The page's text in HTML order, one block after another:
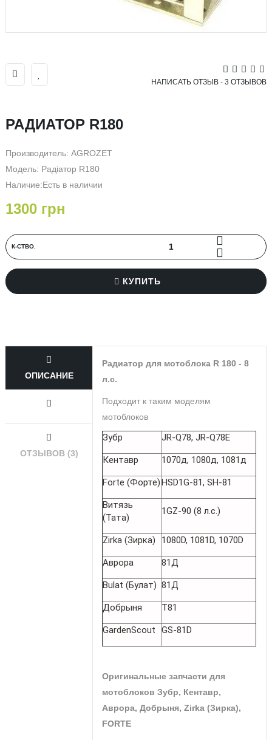
НАПИСАТЬ ОТЗЫВ - 3 ОТЗЫВОВ
РАДИАТОР R180
Производитель: AGROZET
Модель: Радіатор R180
Наличие:Есть в наличии
1300 грн
К-СТВО.
КУПИТЬ
ОПИСАНИЕ
ОТЗЫВОВ (3)
Радиатор для мотоблока R 180 - 8
л.с.
Подходит к таким моделям
мотоблоков
Зубр JR-Q78, JR-Q78E
Кентавр 1070д, 1080д, 1081д
Forte (Форте)HSD1G-81, SH-81
Витязь
(Тата)
1GZ-90 (8 л.с.)
Zirka (Зирка) 1080D, 1081D, 1070D
Аврора 81Д
Bulat (Булат) 81Д
Добрыня T81
GardenScout GS-81D
Оригинальные запчасти для
мотоблоков Зубр, Кентавр,
Аврора, Добрыня, Zirka (Зирка),
FORTE